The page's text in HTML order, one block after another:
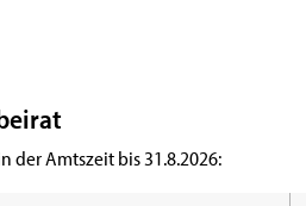
der Amtszeit bis 31.8.2026: